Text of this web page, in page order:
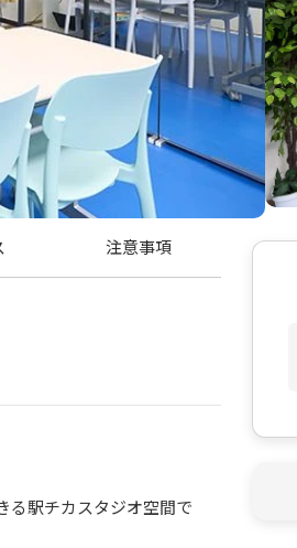
注意事項
る駅チカスタジオ空間で